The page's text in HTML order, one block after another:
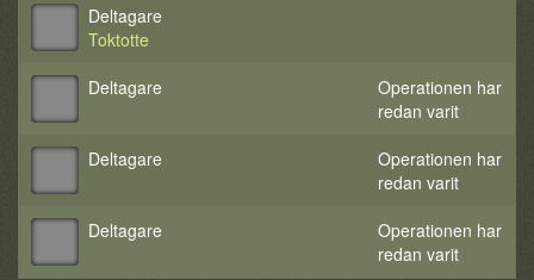
Deltagare
Toktotte
Deltagare
Operationen har
redan varit
Deltagare
Operationen har
redan varit
Deltagare
Operationen har
redan varit